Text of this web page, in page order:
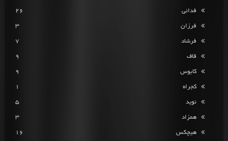
فدائی 26
فرزان 3
فرشاد 7
قاف 9
کابوس 9
کجراه 1
نوید 5
همزاد 3
هیچکس 16